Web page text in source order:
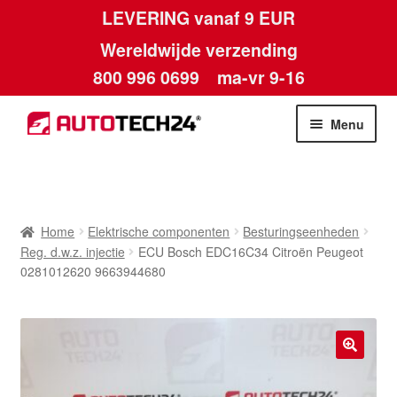
LEVERING vanaf 9 EUR
Wereldwijde verzending
800 996 0699 ma-vr 9-16
Ga
door
Ga
naar
Menu
Algemene voorwaarden
Betalingen
Home Elektrische componenten
Besturingseenheden
Reg. d.w.z. injectie
ECU Bosch EDC16C34 Citroën Peugeot
0281012620 9663944680